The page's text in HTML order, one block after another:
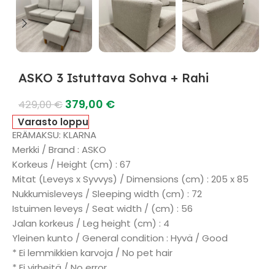
ASKO 3 Istuttava Sohva + Rahi
429,00€ 379,00 €
Varasto loppu
ERÄMAKSU: KLARNA
Merkki / Brand : ASKO
Korkeus / Height (cm) : 67
Mitat (Leveys x Syvvys) / Dimensions (cm) : 205 x 85
Nukkumisleveys / Sleeping width (cm) : 72
Istuimen leveys / Seat width / (cm) : 56
Jalan korkeus / Leg height (cm) : 4
Yleinen kunto / General condition : Hyvä / Good
* Ei lemmikkien karvoja / No pet hair